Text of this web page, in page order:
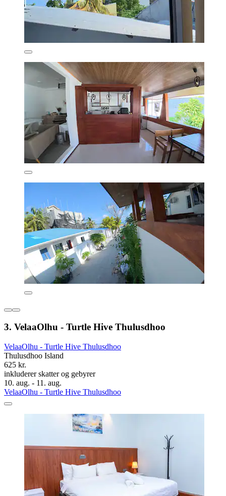
3. VelaaOlhu - Turtle Hive Thulusdhoo
VelaaOlhu - Turtle Hive Thulusdhoo
Thulusdhoo Island
625 kr.
inkluderer skatter og gebyrer
10. aug. - 11. aug.
VelaaOlhu - Turtle Hive Thulusdhoo